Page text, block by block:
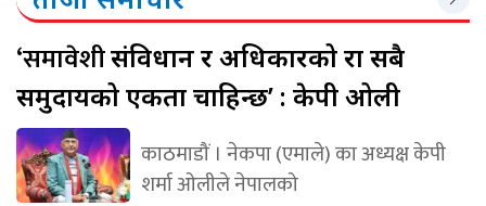
‘समावेशीसंविधान र अधिकारको रक्षा सबै
समुदायको एकता चाहिन्छ’ : केपी ओली
काठमाडौं । नेकपा (एमाले) का अध्यक्ष केपी
शर्मा ओलीले नेपालको